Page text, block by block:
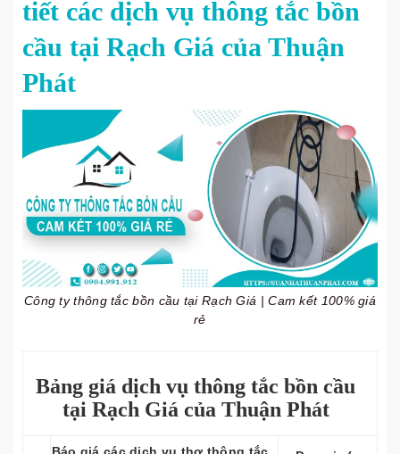
tiết các dịch vụ thông tắc bồn
cầu tại Rạch Giá của Thuận
Phát
Công ty thông tắc bồn cầu tại Rạch Giá | Cam kết 100% giá
rẻ
Bảng giá dịch vụ thông tắc bồn cầu
tại Rạch Giá của Thuận Phát